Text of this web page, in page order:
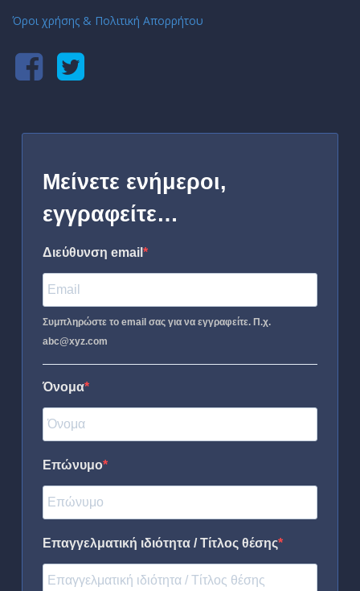
Όροι χρήσης & Πολιτική Απορρήτου
Μείνετε ενήμεροι,
εγγραφείτε…
Διεύθυνση email
Συμπληρώστε το email σας για να εγγραφείτε. Π.χ.
abc@xyz.com
Όνομα
Επώνυμο
Επαγγελματική ιδιότητα / Τίτλος θέσης